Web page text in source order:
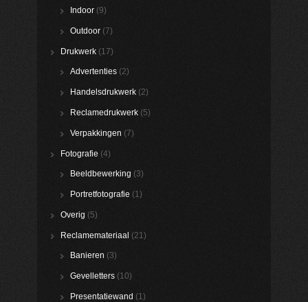
Indoor (9)
Outdoor (7)
Drukwerk (17)
Advertenties (2)
Handelsdrukwerk (2)
Reclamedrukwerk (5)
Verpakkingen (7)
Fotografie (4)
Beeldbewerking (3)
Portretfotografie (1)
Overig (5)
Reclamemateriaal (21)
Banieren (3)
Gevelletters (10)
Presentatiewand (1)